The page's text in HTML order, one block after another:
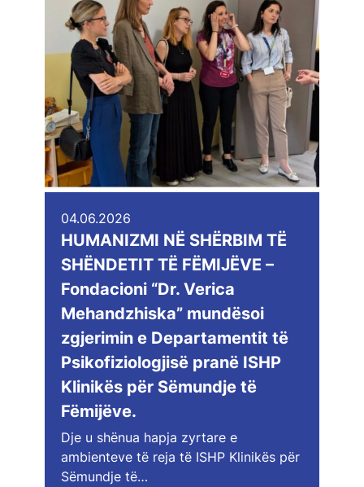
04.06.2026
HUMANIZMI NË SHËRBIM TË
SHËNDETIT TË FËMIJËVE –
Fondacioni “Dr. Verica
Mehandzhiska” mundësoi
zgjerimin e Departamentit të
Psikofiziologjisë pranë ISHP
Klinikës për Sëmundje të
Fëmijëve.
Dje u shënua hapja zyrtare e
ambienteve të reja të ISHP Klinikës për
Sëmundje të…